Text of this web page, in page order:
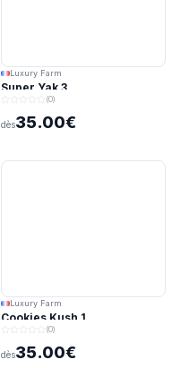
Luxury Farm
Super Yak 3
(0)
dès35.00€
Luxury Farm
Cookies Kush 1
(0)
dès35.00€